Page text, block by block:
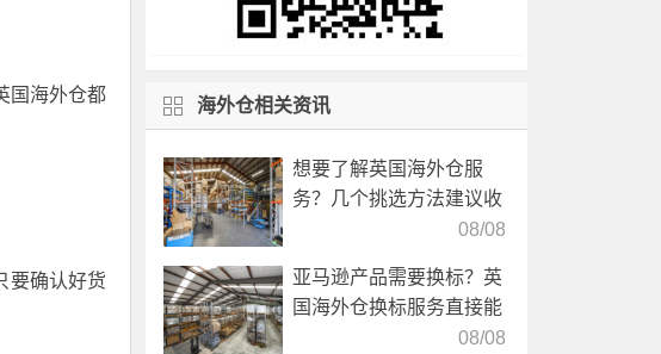
国海外仓都
要确认好货
海外仓相关资讯
想要了解英国海外仓服
务？几个挑选方法建议收
08/08
亚马逊产品需要换标？英
国海外仓换标服务直接能
08/08